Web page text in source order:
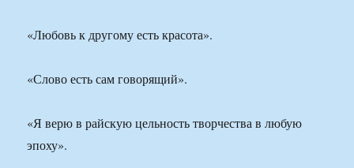
«Любовь к другому есть красота».
«Слово есть сам говорящий».
«Я верю в райскую цельность творчества в любую
эпоху».